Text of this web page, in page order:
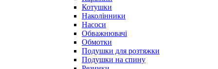
Котушки
Наколінники
Насоси
Обважнювачі
Обмотки
Подушки для розтяжки
Подушки на спину